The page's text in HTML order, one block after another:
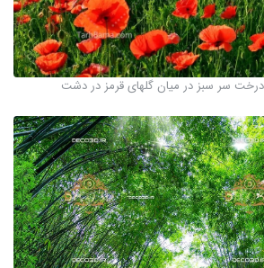
سر سبز در میان گلهای قرمز در دشت